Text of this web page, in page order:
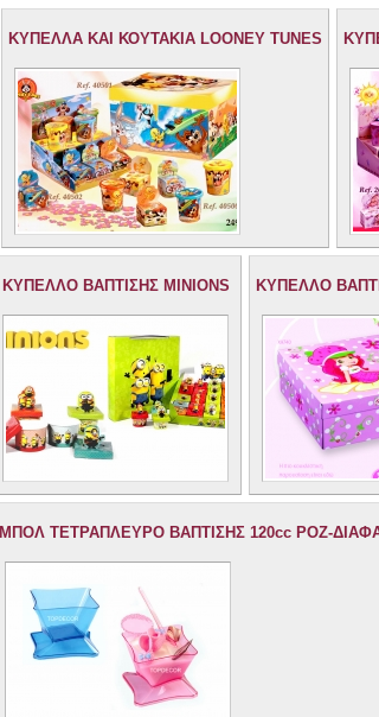
ΚΥΠΕΛΛΑ ΚΑΙ ΚΟΥΤΑΚΙΑ LOONEY TUNES
ΚΥΠΕΛΛΟ ΒΑΠΤΙΣΗΣ MINIONS ΚΥΠΕΛΛΟ
ΜΠΟΛ ΤΕΤΡΑΠΛΕΥΡΟ ΒΑΠΤΙΣΗΣ 120cc ΡΟΖ-